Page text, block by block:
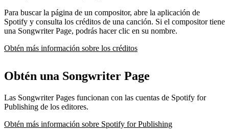
Para buscar la página de un compositor, abre la aplicación de
Spotify y consulta los créditos de una canción. Si el compositor tiene
una Songwriter Page, podrás hacer clic en su nombre.
Obtén más información sobre los créditos
Obtén una Songwriter Page
Las Songwriter Pages funcionan con las cuentas de Spotify for
Publishing de los editores.
Obtén más información sobre Spotify for Publishing